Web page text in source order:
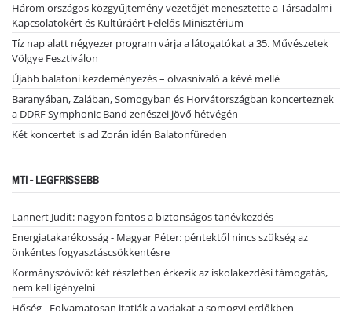
Három országos közgyűjtemény vezetőjét menesztette a Társadalmi
Kapcsolatokért és Kultúráért Felelős Minisztérium
Tíz nap alatt négyezer program várja a látogatókat a 35. Művészetek
Völgye Fesztiválon
Újabb balatoni kezdeményezés – olvasnivaló a kévé mellé
Baranyában, Zalában, Somogyban és Horvátországban koncerteznek
a DDRF Symphonic Band zenészei jövő hétvégén
Két koncertet is ad Zorán idén Balatonfüreden
MTI - LEGFRISSEBB
Lannert Judit: nagyon fontos a biztonságos tanévkezdés
Energiatakarékosság - Magyar Péter: péntektől nincs szükség az
önkéntes fogyasztáscsökkentésre
Kormányszóvivő: két részletben érkezik az iskolakezdési támogatás,
nem kell igényelni